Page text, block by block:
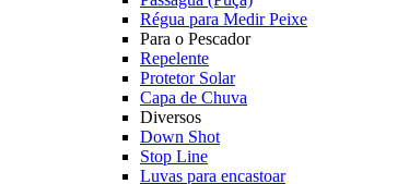
Régua para Medir Peixe
Para o Pescador
Repelente
Protetor Solar
Capa de Chuva
Diversos
Down Shot
Stop Line
Luvas para encastoar